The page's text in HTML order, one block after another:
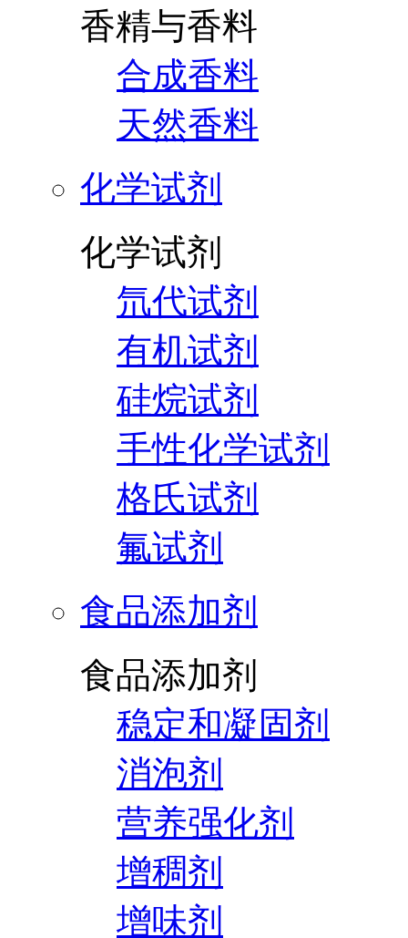
香精与香料
合成香料
天然香料
化学试剂
化学试剂
氘代试剂
有机试剂
硅烷试剂
手性化学试剂
格氏试剂
氟试剂
食品添加剂
食品添加剂
稳定和凝固剂
消泡剂
营养强化剂
增稠剂
增味剂